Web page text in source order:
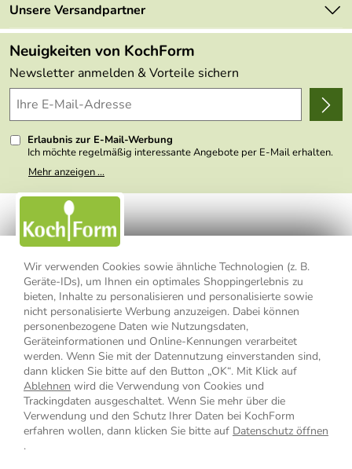
Wir verwenden Cookies sowie ähnliche Technologien (z. B.
Geräte-IDs), um Ihnen ein optimales Shoppingerlebnis zu
bieten, Inhalte zu personalisieren und personalisierte sowie
nicht personalisierte Werbung anzuzeigen. Dabei können
personenbezogene Daten wie Nutzungsdaten,
Geräteinformationen und Online-Kennungen verarbeitet
werden. Wenn Sie mit der Datennutzung einverstanden sind,
dann klicken Sie bitte auf den Button „OK“. Mit Klick auf
Ablehnen wird die Verwendung von Cookies und
Trackingdaten ausgeschaltet. Wenn Sie mehr über die
Verwendung und den Schutz Ihrer Daten bei KochForm
erfahren wollen, dann klicken Sie bitte auf Datenschutz öffnen
.
Retourenportal
FAQs
Lieferbedingungen
Delivery Terms
Kundenlogin
Angebote
Made in Germany
Themen
Wir über uns
Presse
Unsere Versandpartner
Neuigkeiten von KochForm
Newsletter anmelden & Vorteile sichern
Erlaubnis zur E-Mail-Werbung
Ich möchte regelmäßig interessante Angebote per E-Mail erhalten.
Meine E-Mail-Adresse wird nicht an andere Unternehmen
weitergegeben. Zu statistischen Zwecken wird in anonymer Form
nicht erkennbar, welche konkrete Person geklickt hat. Diese
Einwilligung zur Nutzung meiner E-Mail- Adresse für Werbezwecke
kann ich jederzeit mit Wirkung für die Zukunft widerrufen, indem ich
den Link "Abmelden" am Ende des Newsletters anklicke oder die
Option Newsletter im Mitgliederbereich deaktiviere. Die
Mehr anzeigen ...
Impressum Datenschutzerklärung
AGB
Widerrufsbelehrung
Widerrufsformular
Vertrag widerrufen
* Alle Preisangaben inkl. MwSt., bis 49,90 € Bestellwert zzgl.
Versandkosten, ab 49,90 € Bestellwert inkl.Versandkosteninnerhalb